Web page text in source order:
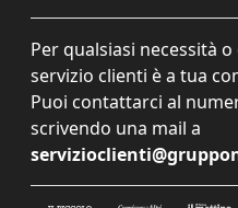
Per qualsiasi necessità
servizio clienti è a tua
Puoi contattarci al
scrivendo una mail a